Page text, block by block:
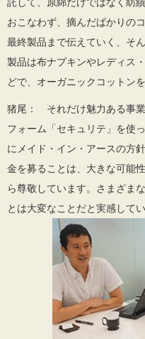
おこなわず、摘んだばかりの
最終製品まで伝えていく、そ
製品は布ナプキンやレディス
どで、オーガニックコットン
猪尾： それだけ魅力ある事
フォーム「セキュリテ」を使
にメイド・イン・アースの方
金を募ることは、大きな可能
ら尊敬しています。さまざま
とは大変なことだと実感して